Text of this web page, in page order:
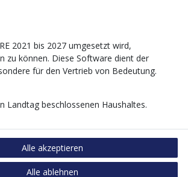
2021 bis 2027 umgesetzt wird,
zu können. Diese Software dient der
für den Vertrieb von Bedeutung.
Landtag beschlossenen Haushaltes.
Alle akzeptieren
Alle ablehnen